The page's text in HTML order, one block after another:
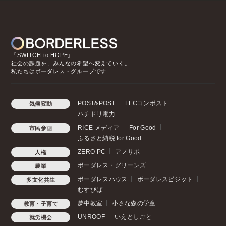
『SWITCH to HOPE』
社会の課題を、みんなの希望へ変えていく。
私たちはボーダレス・グループです
気候変動 POST&POST
LFCコンポスト
ハチドリ電力
市民参画 RICE メディア
For Good
ふるさと納税 for Good
人権 ZERO PC アノサポ
農業 ボーダレス・グリーンズ
多文化共生 ボーダレスハウス
ボーダレスビジット
むすびば
教育・子育て 夢中教室 小さな森の学童
就労機会 UNROOF いえとしごと